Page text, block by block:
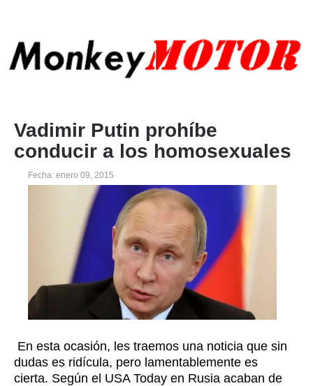
Vadimir Putin prohíbe
conducir a los homosexuales
Fecha: enero 09, 2015
En esta ocasión, les traemos una noticia que sin
dudas es ridícula, pero lamentablemente es
cierta. Según el USA Today en Rusia acaban de